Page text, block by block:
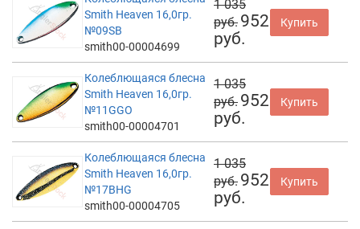
Smith Heaven 16,0гр.
№09SB
smith00-00004699
1 035
руб. 952
руб.
Купить
Колеблющаяся блесна
Smith Heaven 16,0гр.
№11GGO
smith00-00004701
1 035
руб. 952
руб.
Купить
Колеблющаяся блесна
Smith Heaven 16,0гр.
№17BHG
smith00-00004705
1 035
руб. 952
руб.
Купить